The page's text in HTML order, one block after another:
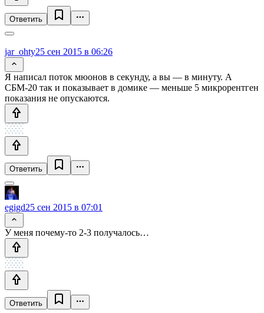
Ответить
jar_ohty25 сен 2015 в 06:26
Я написал поток мюонов в секунду, а вы — в минуту. А
СБМ-20 так и показывает в домике — меньше 5 микрорентген
показания не опускаются.
Ответить
egigd25 сен 2015 в 07:01
У меня почему-то 2-3 получалось…
Ответить